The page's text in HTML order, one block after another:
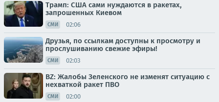
Трамп: США сами нуждаются в ракетах,
запрошенных Киевом
СМИ 02:06
Друзья, по ссылкам доступны к просмотру и
прослушиванию свежие эфиры!
СМИ 02:03
BZ: Жалобы Зеленского не изменят ситуацию с
нехваткой ракет ПВО
СМИ 02:00